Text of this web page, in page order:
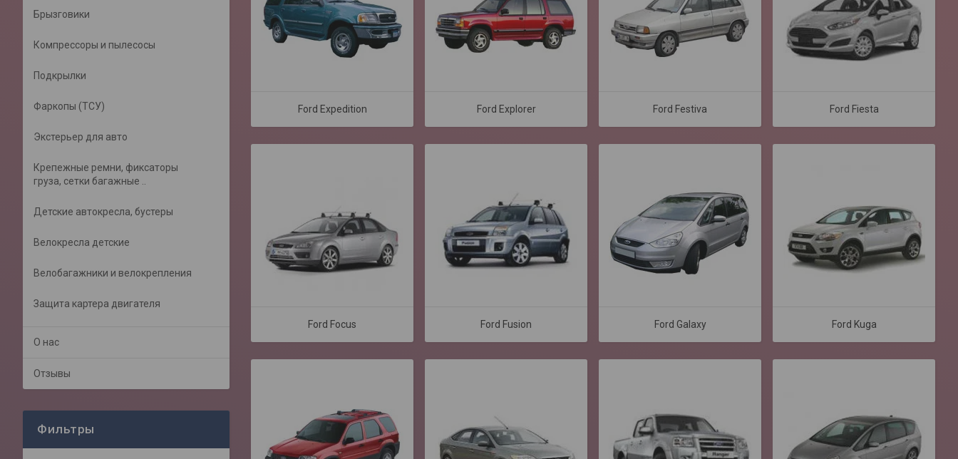
Ford Expedition Ford Explorer Ford Festiva Ford Fiesta
Ford Focus Ford Fusion Ford Galaxy Ford Kuga
Брызговики
Компрессоры и пылесосы
Подкрылки
Фаркопы (ТСУ)
Экстерьер для авто
Крепежные ремни, фиксаторы
груза, сетки багажные ..
Детские автокресла, бустеры
Велокресла детские
Велобагажники и велокрепления
Защита картера двигателя
О нас
Отзывы
Фильтры